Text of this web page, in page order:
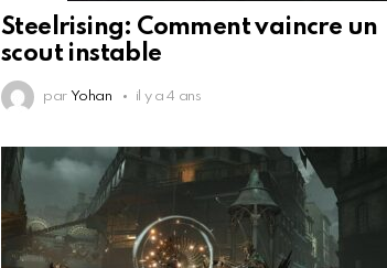
Steelrising: Comment vaincre un
scout instable
par Yohan il y a 4 ans